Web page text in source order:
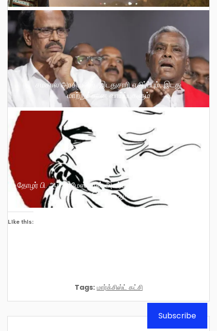
சமகால அரசியலில் இடதுசாரி எதிர்ப்பும், இடது
மாற்றுக்கான வாய்ப்புகளும்
தோழர் பி. ஆர். பரமேஸ்வரன் அவர்கள் அர்ப்பணிப்பு அளவிட
இயலாதது!
Like this:
Tags: மார்க்சிஸ்ட் கட்சி
Subscribe